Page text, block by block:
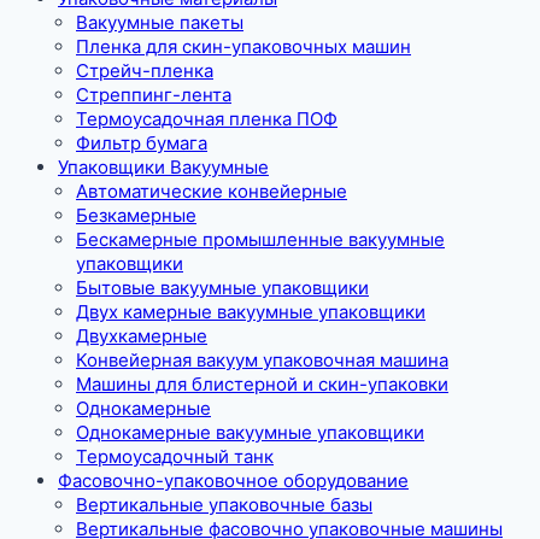
Вакуумные пакеты
Пленка для скин-упаковочных машин
Стрейч-пленка
Стреппинг-лента
Термоусадочная пленка ПОФ
Фильтр бумага
Упаковщики Вакуумные
Автоматические конвейерные
Безкамерные
Бескамерные промышленные вакуумные
упаковщики
Бытовые вакуумные упаковщики
Двух камерные вакуумные упаковщики
Двухкамерные
Конвейерная вакуум упаковочная машина
Машины для блистерной и скин-упаковки
Однокамерные
Однокамерные вакуумные упаковщики
Термоусадочный танк
Фасовочно-упаковочное оборудование
Вертикальные упаковочные базы
Вертикальные фасовочно упаковочные машины